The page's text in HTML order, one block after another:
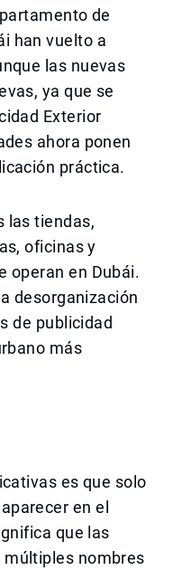
de
han vuelto a
las nuevas
ya que se
Exterior
ahora ponen
práctica.
las tiendas,
oficinas y
operan en Dubái.
desorganización
de publicidad
más
es que solo
en el
que las
múltiples nombres